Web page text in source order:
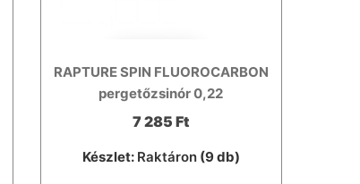
RAPTURE SPIN FLUOROCARBON
pergetőzsinór 0,22
7 285 Ft
Készlet: Raktáron(9 db)